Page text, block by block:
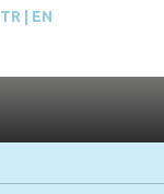
TR EN